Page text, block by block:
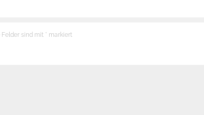
Felder sind mit * markiert